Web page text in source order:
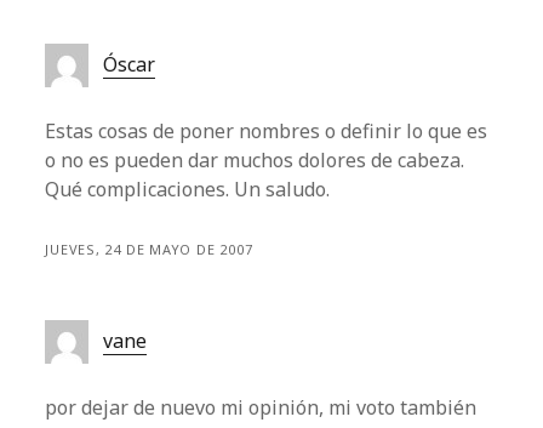
Óscar
Estas cosas de poner nombres o definir lo que es
o no es pueden dar muchos dolores de cabeza.
Qué complicaciones. Un saludo.
JUEVES, 24 DE MAYO DE 2007
vane
por dejar de nuevo mi opinión, mi voto también